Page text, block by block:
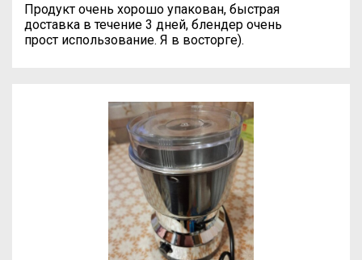
Продукт очень хорошо упакован, быстрая
доставка в течение 3 дней, блендер очень
прост использование. Я в восторге).